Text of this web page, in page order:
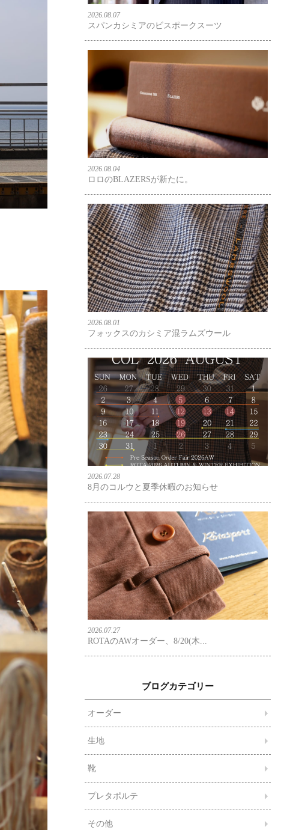
2026.08.07
スパンカシミアのビスポークスーツ
2026.08.04
ロロのBLAZERSが新たに。
2026.08.01
フォックスのカシミア混ラムズウール
2026.07.28
8月のコルウと夏季休暇のお知らせ
2026.07.27
ROTAのAWオーダー、8/20(木...
ブログカテゴリー
オーダー
生地
靴
プレタポルテ
その他